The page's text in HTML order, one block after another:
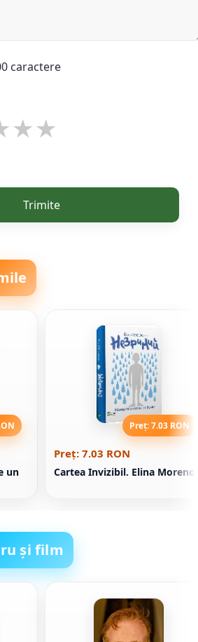
caractere
Trimite
un
Preț: 7.03 RON
Preț: 7.03 RON
Cartea Invizibil. Elina Moreno
și film